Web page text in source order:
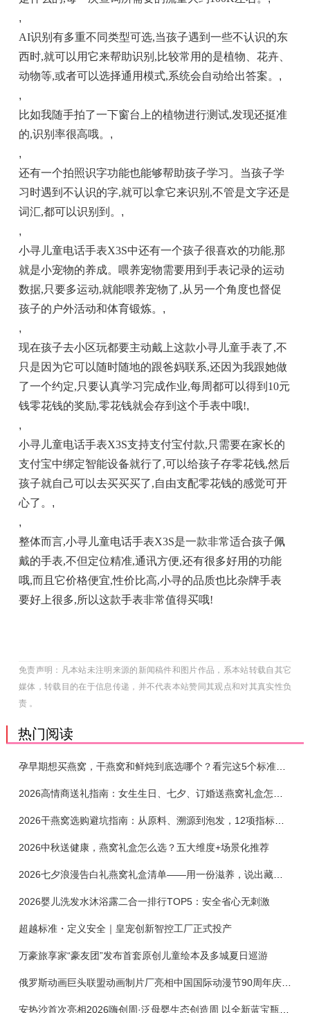
,
AI识别有多重不同类型可选,当孩子遇到一些不认识的东
西时,就可以用它来帮助识别,比较常用的是植物、花卉、
动物等,或者可以选择通用模式,系统会自动给出答案。 ,
,
比如我随手拍了一下窗台上的植物进行测试,发现还挺准
的,识别率很高哦。 ,
,
还有一个拍照识字功能也能够帮助孩子学习。当孩子学
习时遇到不认识的字,就可以拿它来识别,不管是文字还是
词汇,都可以识别到。 ,
,
小寻儿童电话手表X3S中还有一个孩子很喜欢的功能,那
就是小宠物的养成。喂养宠物需要用到手表记录的运动
数据,只要多运动,就能喂养宠物了,从另一个角度也督促
孩子的户外活动和体育锻炼。 ,
,
现在孩子去小区玩都要主动戴上这款小寻儿童手表了,不
只是因为它可以随时随地的跟爸妈联系,还因为我跟她做
了一个约定,只要认真学习完成作业,每周都可以得到10元
钱零花钱的奖励,零花钱就会存到这个手表中哦!,
,
小寻儿童电话手表X3S支持支付宝付款,只需要在家长的
支付宝中绑定智能设备就行了,可以给孩子存零花钱,然后
孩子就自己可以去买买买了,自由支配零花钱的感觉可开
心了。 ,
,
整体而言,小寻儿童电话手表X3S是一款非常适合孩子佩
戴的手表,不但定位精准,通讯方便,还有很多好用的功能
哦,而且它价格便宜,性价比高,小寻的品质也比杂牌手表
要好上很多,所以这款手表非常值得买哦!
免责声明：凡本站未注明来源的新闻稿件和图片作品，系本站转载自其它
媒体，转载目的在于信息传递，并不代表本站赞同其观点和对其真实性负
责 。
热门阅读
孕早期想买燕窝，干燕窝和鲜炖到底选哪个？看完这5个标准再下单
2026干燕窝选购避坑指南：从原料、溯源到泡发，12项指标判断靠谱燕窝
2026中秋送健康，燕窝礼盒怎么选？五大维度+场景化推荐
2026七夕浪漫告白礼燕窝礼盒清单——用一份滋养，说出藏在心底的爱
2026婴儿洗发水沐浴露二合一排行TOP5：安全省心无刺激
超越标准・定义安全｜皇宠创新智控工厂正式投产
万豪旅享家“豪友团”发布首套原创儿童绘本及多城夏日巡游
俄罗斯动画巨头联盟动画制片厂亮相中国国际动漫节90周年庆开启中国之旅新篇章